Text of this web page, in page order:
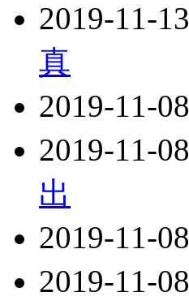
2019-11-13
真
2019-11-08
2019-11-08
出
2019-11-08
2019-11-08